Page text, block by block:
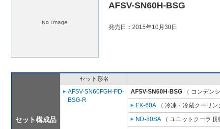
AFSV-SN60H-BSG
発売日：2015年10月30日
セット構成品
セット形名
AFSV-SN60FGH-PD-
BSG-R
AFSV-SN60H-BSG （ コンデン
EK-60A （ 冷凍・冷蔵クーリ
ND-80SA （ ユニットクーラ [